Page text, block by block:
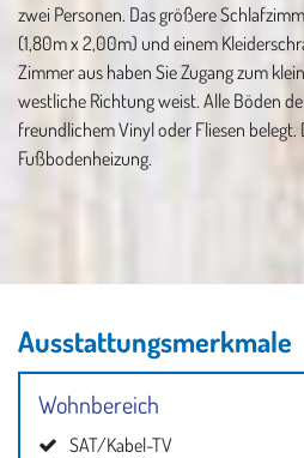
zwei Personen. Das größere
(1,80m x 2,00m) und einem
Zimmer aus haben Sie Zugang zum
westliche Richtung weist. Alle Böden
freundlichem Vinyl oder Fliesen
Fußbodenheizung.
Ausstattungsmerkmale
Wohnbereich
SAT/Kabel-TV